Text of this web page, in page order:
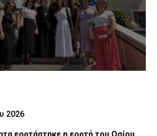
2026
εορτάστηκε η εορτή του Οσίου